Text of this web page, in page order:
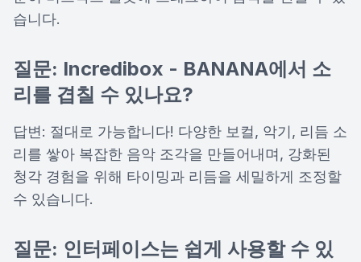
습니다.
질문: Incredibox - BANANA에서 소
리를 겹칠 수 있나요?
답변: 절대로 가능합니다! 다양한 보컬, 악기, 리듬 소
리를 쌓아 복잡한 음악 조각을 만들어내며, 강화된
청각 경험을 위해 타이밍과 리듬을 세밀하게 조정할
수 있습니다.
질문: 인터페이스는 쉽게 사용할 수 있